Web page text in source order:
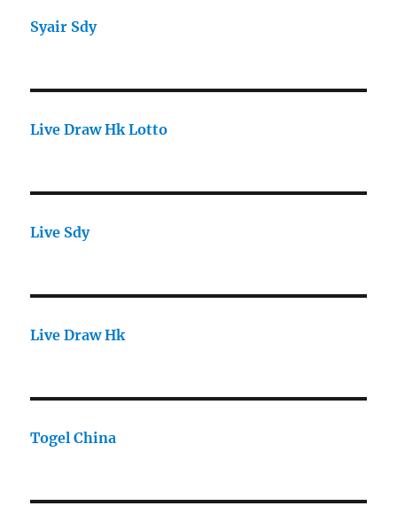
Syair Sdy
Live Draw Hk Lotto
Live Sdy
Live Draw Hk
Togel China